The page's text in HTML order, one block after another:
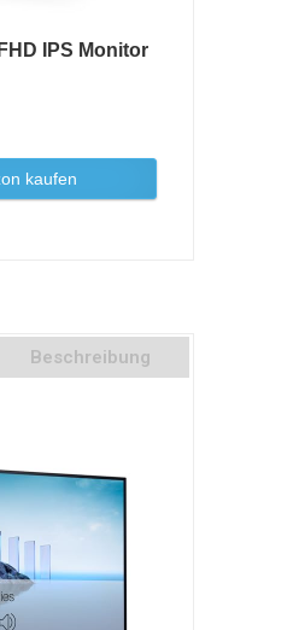
IPS Monitor
kaufen
Beschreibung